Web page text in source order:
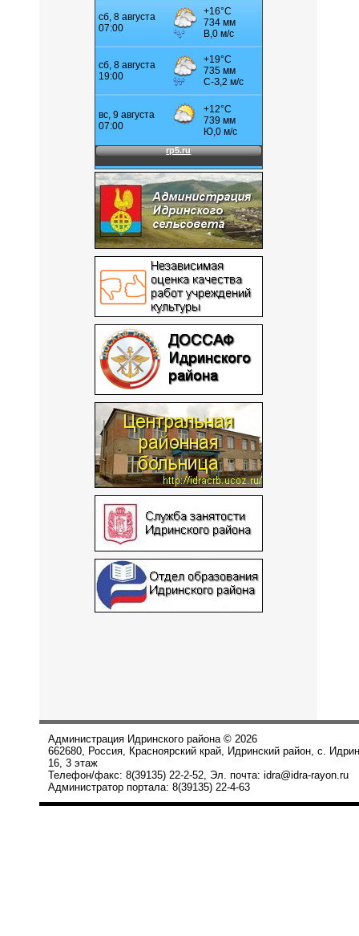
Администрация Идринского района © 2026
662680, Россия, Красноярский край, Идринский район, с.
16, 3 этаж
Телефон/факс: 8(39135) 22-2-52, Эл. почта: idra@idra-rayon.ru
Администратор портала: 8(39135) 22-4-63